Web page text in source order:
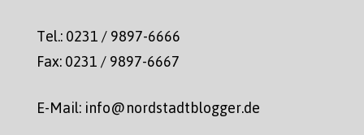
Tel.: 0231 / 9897-6666
Fax: 0231 / 9897-6667
E-Mail: info@nordstadtblogger.de